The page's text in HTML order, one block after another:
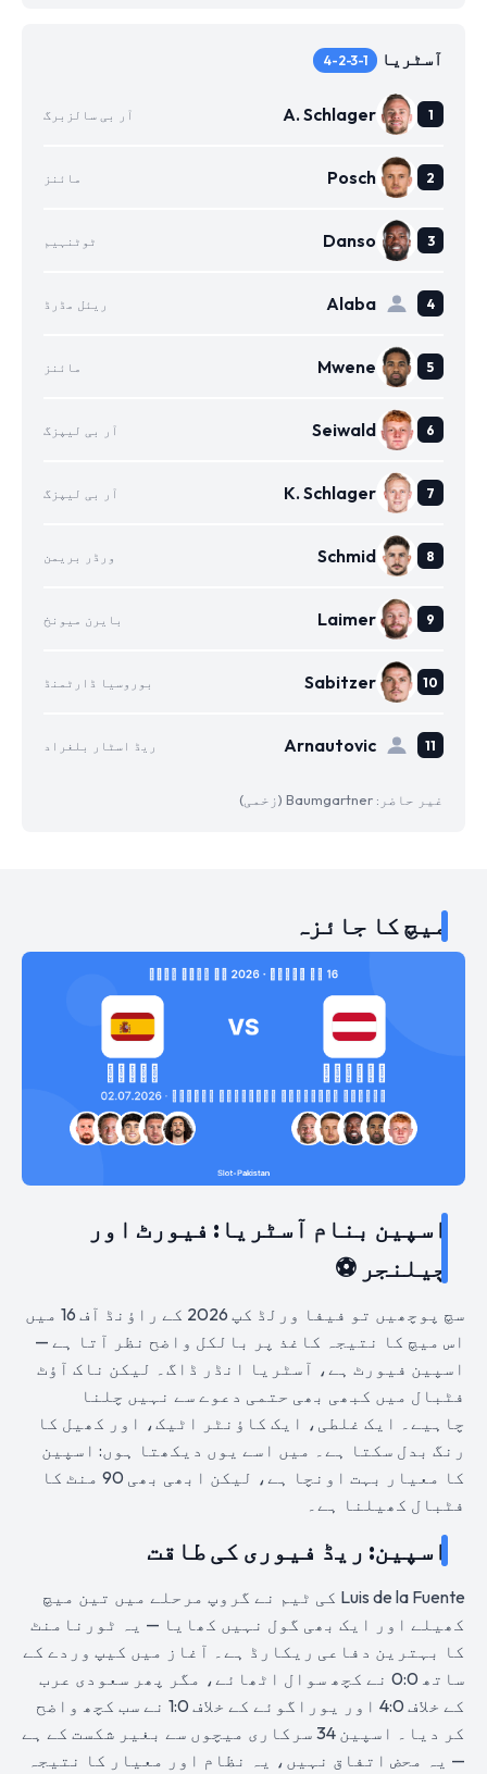
آسٹریا 4-2-3-1
A. Schlager آر بی سالزبرگ
Posch مائنز
Danso ٹوٹنہیم
Alaba ریئل مڈرڈ
Mwene مائنز
Seiwald آر بی لیپزگ
K. Schlager آر بی لیپزگ
Schmid ورڈر بریمن
Laimer بایرن میونخ
Sabitzer بوروسیا ڈارٹمنڈ
Arnautovic ریڈ اسٹار بلغراد
غیر حاضر: Baumgartner (زخمی)
میچ کا جائزہ
اسپین بنام آسٹریا: فیورٹ اور
چیلنجر ⚽
سچ پوچھیں تو فیفا ورلڈ کپ 2026 کے راؤنڈ آف 16 میں
اس میچ کا نتیجہ کاغذ پر بالکل واضح نظر آتا ہے —
اسپین فیورٹ ہے، آسٹریا انڈر ڈاگ۔ لیکن ناک آؤٹ
فٹبال میں کبھی بھی حتمی دعوے سے نہیں چلنا
چاہیے۔ ایک غلطی، ایک کاؤنٹر اٹیک، اور کھیل کا
رنگ بدل سکتا ہے۔ میں اسے یوں دیکھتا ہوں: اسپین
کا معیار بہت اونچا ہے، لیکن ابھی بھی 90 منٹ کا
فٹبال کھیلنا ہے۔
اسپین: ریڈ فیوری کی طاقت
Luis de la Fuente کی ٹیم نے گروپ مرحلے میں تین میچ
کھیلے اور ایک بھی گول نہیں کھایا — یہ ٹورنامنٹ
کا بہترین دفاعی ریکارڈ ہے۔ آغاز میں کیپ وردے کے
ساتھ 0:0 نے کچھ سوال اٹھائے، مگر پھر سعودی عرب
کے خلاف 4:0 اور یوراگوئے کے خلاف 1:0 نے سب کچھ واضح
کر دیا۔ اسپین 34 سرکاری میچوں سے بغیر شکست کے ہے
— یہ محض اتفاق نہیں، یہ نظام اور معیار کا نتیجہ